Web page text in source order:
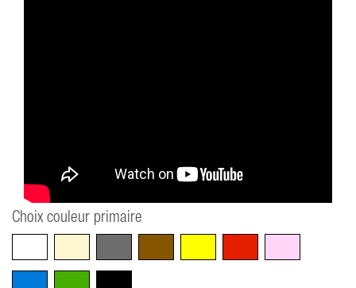
Choix couleur primaire